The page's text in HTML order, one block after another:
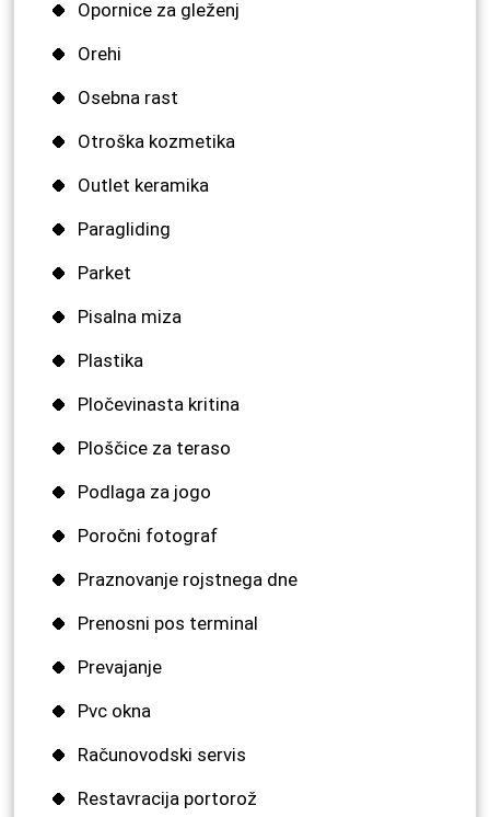
Opornice za gleženj
Orehi
Osebna rast
Otroška kozmetika
Outlet keramika
Paragliding
Parket
Pisalna miza
Plastika
Pločevinasta kritina
Ploščice za teraso
Podlaga za jogo
Poročni fotograf
Praznovanje rojstnega dne
Prenosni pos terminal
Prevajanje
Pvc okna
Računovodski servis
Restavracija portorož